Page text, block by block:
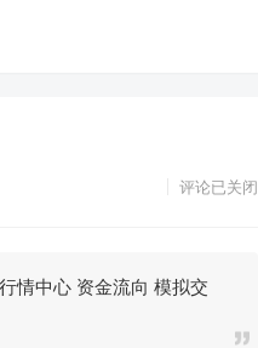
评论已关闭
情中心 资金流向 模拟交